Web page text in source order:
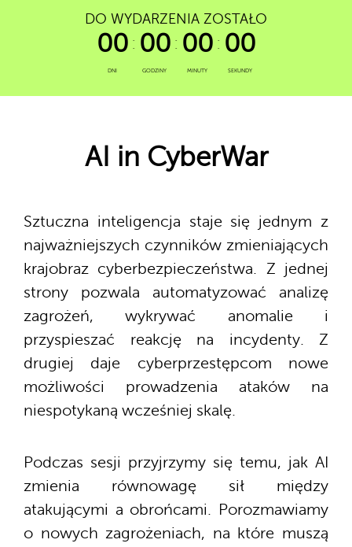
DO WYDARZENIA ZOSTAŁO
00
DNI
00
GODZINY
00
MINUTY
00
SEKUNDY
AI in CyberWar
Sztuczna inteligencja staje się jednym z
najważniejszych czynników zmieniających
krajobraz cyberbezpieczeństwa. Z jednej
strony pozwala automatyzować analizę
zagrożeń, wykrywać anomalie i
przyspieszać reakcję na incydenty. Z
drugiej daje cyberprzestępcom nowe
możliwości prowadzenia ataków na
niespotykaną wcześniej skalę.
Podczas sesji przyjrzymy się temu, jak AI
zmienia równowagę sił między
atakującymi a obrońcami. Porozmawiamy
o nowych zagrożeniach, na które muszą